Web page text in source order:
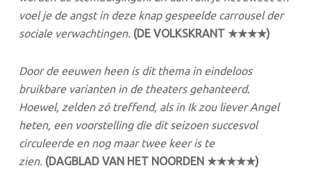
voel je de angst in deze knap gespeelde carrousel der
sociale verwachtingen.(DE VOLKSKRANT ★★★★)
Door de eeuwen heen is dit thema in eindeloos
bruikbare varianten in de theaters gehanteerd.
Hoewel, zelden zó treffend, als in Ik zou liever Angel
heten, een voorstelling die dit seizoen succesvol
circuleerde en nog maar twee keer is te
zien. (DAGBLAD VAN HET NOORDEN ★★★★★)